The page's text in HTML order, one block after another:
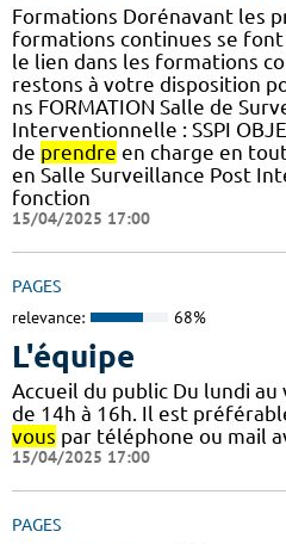
Formations Dorénavant les
formations continues se font
le lien dans les formations
restons à votre disposition
ns FORMATION Salle de
Interventionnelle : SSPI
de prendre en charge en
en Salle Surveillance Post
fonction
15/04/2025 17:00
PAGES
relevance: 68%
L'équipe
Accueil du public Du lundi
de 14h à 16h. Il est
vous par téléphone ou mail
15/04/2025 17:00
PAGES